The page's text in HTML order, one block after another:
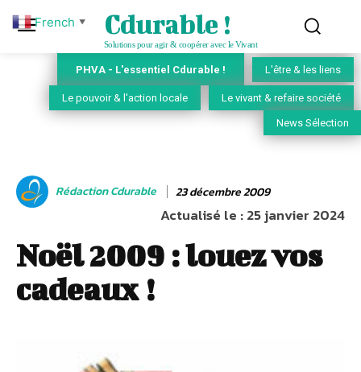
Cdurable !
Solutions pour agir & coopérer avec le Vivant
PHVA - L'essentiel Cdurable ! L'être & les liens
Le pouvoir & l'action locale Le vivant & refaire société
News Sélection
Rédaction Cdurable 23 décembre 2009
Actualisé le :25 janvier 2024
Noël 2009 : louez vos
cadeaux !
French ▼